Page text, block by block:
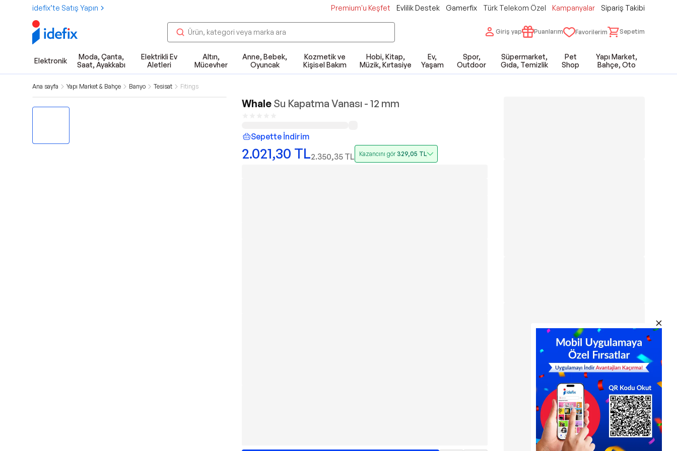
idefix’te Satış Yapın Premium'u Keşfet Evlilik Destek Gamerfix Türk Telekom Özel Kampanyalar Sipariş Takibi
Giriş yap Puanlarım Favorilerim Sepetim
Elektronik
Moda, Çanta,
Saat, Ayakkabı
Elektrikli Ev
Aletleri
Altın,
Mücevher
Anne, Bebek,
Oyuncak
Kozmetik ve
Kişisel Bakım
Hobi, Kitap,
Müzik, Kırtasiye
Ev,
Yaşam
Spor,
Outdoor
Süpermarket,
Gıda, Temizlik
Pet
Shop
Yapı Market,
Bahçe, Oto
Ana sayfa Yapı Market & Bahçe Banyo Tesisat Fitings
Whale Su Kapatma Vanası - 12 mm
Sepette İndirim
2.021,30 TL2.350,35 TL Kazancını gör329,05 TL